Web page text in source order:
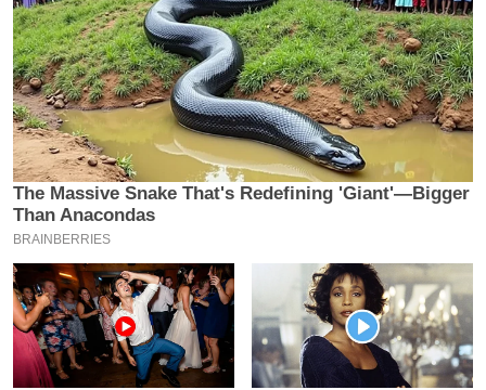
य
ब
ज
ट
खे
ल
क्रि
के
I
P
L
2